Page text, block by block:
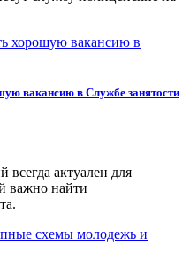
вакансию в Службе занятости
актуален для
важно найти